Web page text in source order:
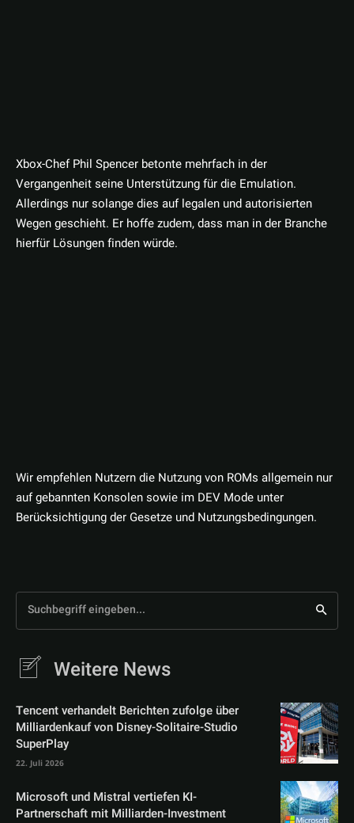
Xbox-Chef Phil Spencer betonte mehrfach in der
Vergangenheit seine Unterstützung für die Emulation.
Allerdings nur solange dies auf legalen und autorisierten
Wegen geschieht. Er hoffe zudem, dass man in der Branche
hierfür Lösungen finden würde.
Wir empfehlen Nutzern die Nutzung von ROMs allgemein nur
auf gebannten Konsolen sowie im DEV Mode unter
Berücksichtigung der Gesetze und Nutzungsbedingungen.
Suchbegriff eingeben...
Weitere News
Tencent verhandelt Berichten zufolge über
Milliardenkauf von Disney-Solitaire-Studio
SuperPlay
22. Juli 2026
Microsoft und Mistral vertiefen KI-
Partnerschaft mit Milliarden-Investment